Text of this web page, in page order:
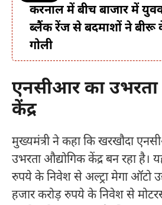
करनाल में बीच बाजार में
ब्लैंक रेंज से बदमाशों ने बीरू
गोली
एनसीआर का उभरता
केंद्र
मुख्यमंत्री ने कहा कि खरखौदा
उभरता औद्योगिक केंद्र बन रहा है।
रुपये के निवेश से अल्ट्रा मेगा ऑटो
हजार करोड़ रुपये के निवेश से